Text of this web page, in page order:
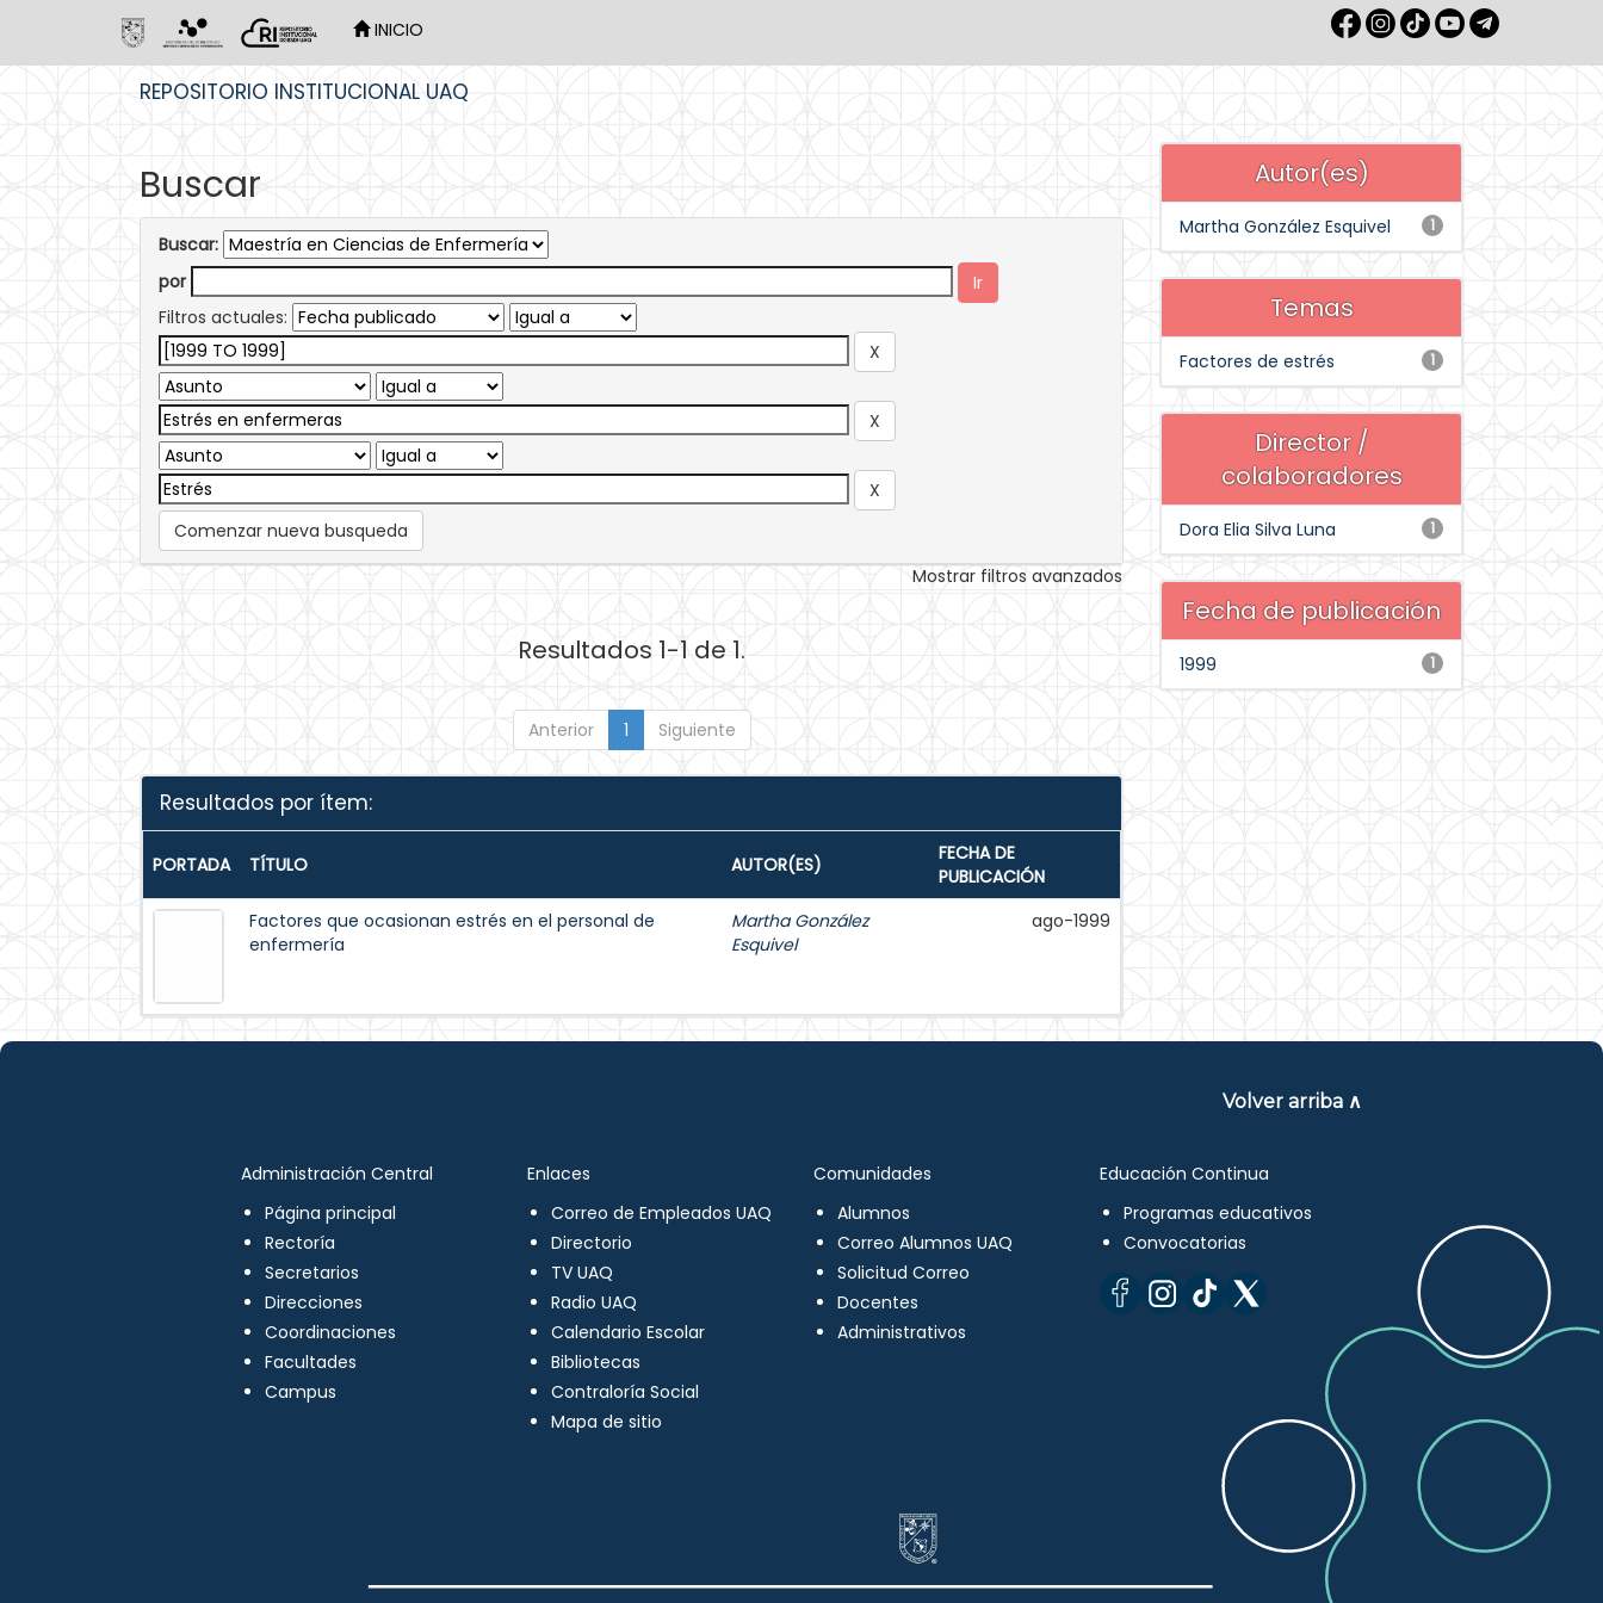
INICIO
REPOSITORIO INSTITUCIONAL UAQ
Buscar
Buscar:
por
Filtros actuales:
Comenzar nueva busqueda
Mostrar filtros avanzados
Resultados 1-1 de 1.
Anterior 1 Siguiente
Resultados por ítem:
PORTADA TÍTULO AUTOR(ES)
FECHA DE
PUBLICACIÓN
Factores que ocasionan estrés en el personal de
enfermería
Martha González
Esquivel
ago-1999
Autor(es)
1
Martha González Esquivel
Temas
1
Factores de estrés
Director /
colaboradores
1
Dora Elia Silva Luna
Fecha de publicación
1
1999
Volver arriba ∧
Administración Central
Página principal
Rectoría
Secretarios
Direcciones
Coordinaciones
Facultades
Campus
Enlaces
Correo de Empleados UAQ
Directorio
TV UAQ
Radio UAQ
Calendario Escolar
Bibliotecas
Contraloría Social
Mapa de sitio
Comunidades
Alumnos
Correo Alumnos UAQ
Solicitud Correo
Docentes
Administrativos
Educación Continua
Programas educativos
Convocatorias